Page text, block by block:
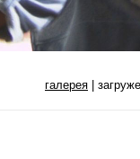
галерея |